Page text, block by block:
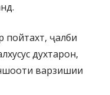
пойтахт, ҷалби
духтарон,
варзишии